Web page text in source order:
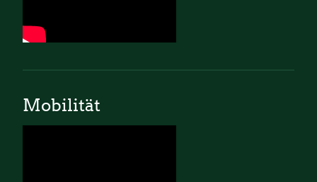
Mobilität